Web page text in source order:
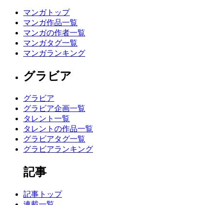
マンガトップ
マンガ作品一覧
マンガの作者一覧
マンガタグ一覧
マンガランキング
グラビア
グラビア
グラビア企画一覧
タレント一覧
タレントの作品一覧
グラビアタグ一覧
グラビアランキング
記事
記事トップ